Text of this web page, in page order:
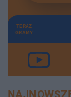
TERAZ
GRAMY